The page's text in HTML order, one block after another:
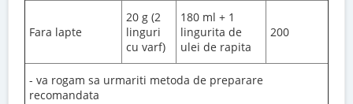
Fara lapte
20 g (2
linguri
cu varf)
180 ml + 1
lingurita de
ulei de rapita
200
- va rogam sa urmariti metoda de preparare
recomandata